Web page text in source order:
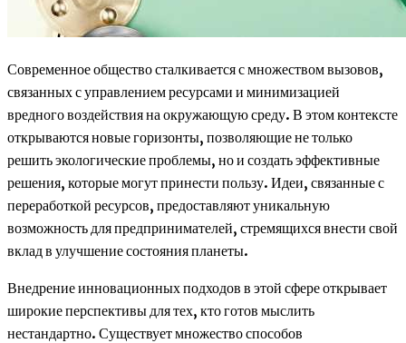
Современное общество сталкивается с множеством вызовов,
связанных с управлением ресурсами и минимизацией
вредного воздействия на окружающую среду. В этом контексте
открываются новые горизонты, позволяющие не только
решить экологические проблемы, но и создать эффективные
решения, которые могут принести пользу. Идеи, связанные с
переработкой ресурсов, предоставляют уникальную
возможность для предпринимателей, стремящихся внести свой
вклад в улучшение состояния планеты.
Внедрение инновационных подходов в этой сфере открывает
широкие перспективы для тех, кто готов мыслить
нестандартно. Существует множество способов